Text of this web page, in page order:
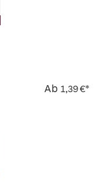
Ab 1,39 €*